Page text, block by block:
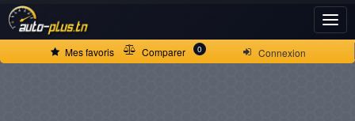
Connexion
Mes favoris Comparer 0
ACCUEIL